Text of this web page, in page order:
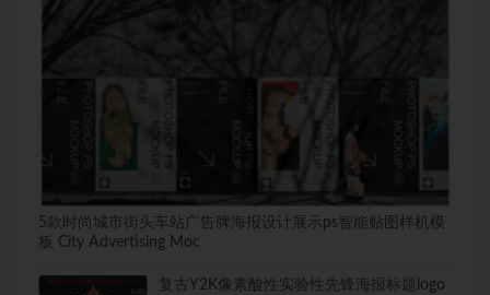
5款时尚城市街头车站广告牌海报设计展示ps智能贴图样机模
板 City Advertising Moc
复古Y2K像素酸性实验性先锋海报标题logo